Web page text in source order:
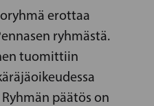
erottaa
ryhmästä.
tuomittiin
päätös on